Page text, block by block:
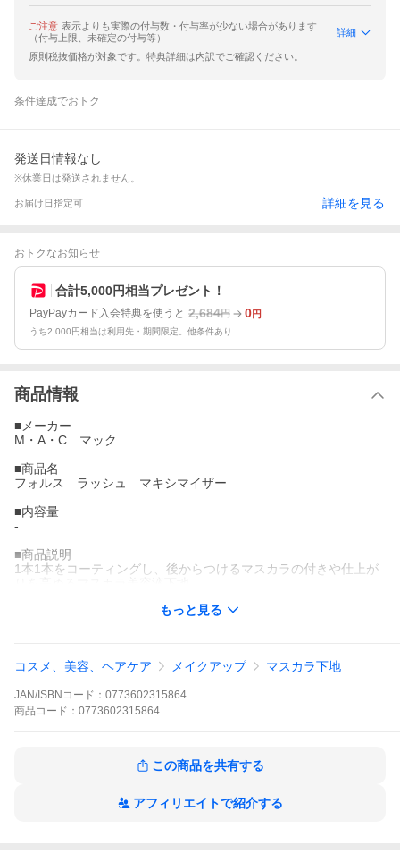
ご注意 表示よりも実際の付与数・付与率が少ない場合があります
（付与上限、未確定の付与等）
詳細
原則税抜価格が対象です。特典詳細は内訳でご確認ください。
条件達成でおトク
発送日情報なし
※休業日は発送されません。
お届け日指定可 詳細を見る
おトクなお知らせ
合計5,000円相当プレゼント！
PayPayカード入会特典を使うと 2,684円 0円
うち2,000円相当は利用先・期間限定。他条件あり
商品情報
■メーカー
M・A・C マック
■商品名
フォルス ラッシュ マキシマイザー
■内容量
-
■商品説明
1本1本をコーティングし、後からつけるマスカラの付きや仕上が
■製造国
■広告文責
M・A・C マック
フォルス ラッシュ マキシマイザー
1本1本をコーティングし、後からつけ
もっと見る
コスメ、美容、ヘアケア メイクアップ マスカラ下地
JAN/ISBNコード： 0773602315864
商品 コード： 0773602315864
この商品を共有する
アフィリエイトで紹介する